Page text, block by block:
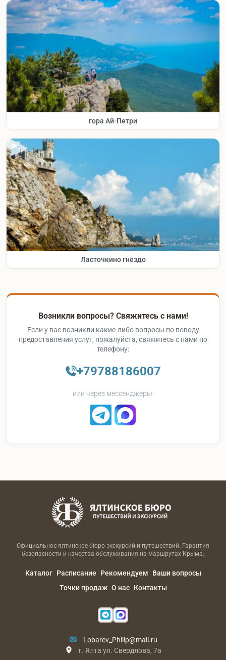
гора Ай-Петри
Ласточкино гнездо
Возникли вопросы? Свяжитесь с нами!
Если у вас возникли какие-либо вопросы по поводу
предоставления услуг, пожалуйста, свяжитесь с нами по
телефону:
+79788186007
или через мессенджеры:
Официальное ялтинское бюро экскурсий и путешествий. Гарантия
безопасности и качества обслуживания на маршрутах Крыма.
Каталог Расписание Рекомендуем
Ваши вопросы
Точки продаж О нас Контакты
Lobarev_Philip@mail.ru
г. Ялта ул. Свердлова, 7а